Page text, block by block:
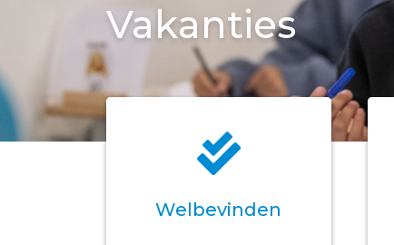
Vakanties
Welbevinden